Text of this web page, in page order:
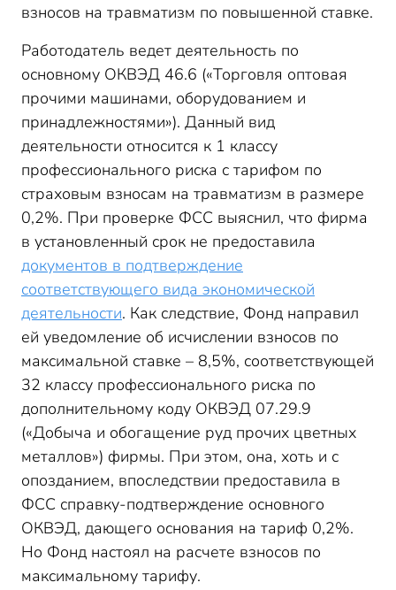
взносов на травматизм по повышенной ставке.
Работодатель ведет деятельность по
основному ОКВЭД 46.6 («Торговля оптовая
прочими машинами, оборудованием и
принадлежностями»). Данный вид
деятельности относится к 1 классу
профессионального риска с тарифом по
страховым взносам на травматизм в размере
0,2%. При проверке ФСС выяснил, что фирма
в установленный срок не предоставила
документов в подтверждение
соответствующего вида экономической
деятельности. Как следствие, Фонд направил
ей уведомление об исчислении взносов по
максимальной ставке – 8,5%, соответствующей
32 классу профессионального риска по
дополнительному коду ОКВЭД 07.29.9
(«Добыча и обогащение руд прочих цветных
металлов») фирмы. При этом, она, хоть и с
опозданием, впоследствии предоставила в
ФСС справку-подтверждение основного
ОКВЭД, дающего основания на тариф 0,2%.
Но Фонд настоял на расчете взносов по
максимальному тарифу.